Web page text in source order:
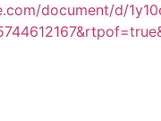
document/d/